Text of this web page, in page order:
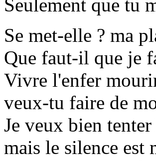
Seulement que tu
Se met-elle ? ma
Que faut-il que je
Vivre l'enfer
veux-tu faire de
Je veux bien
mais le silence est